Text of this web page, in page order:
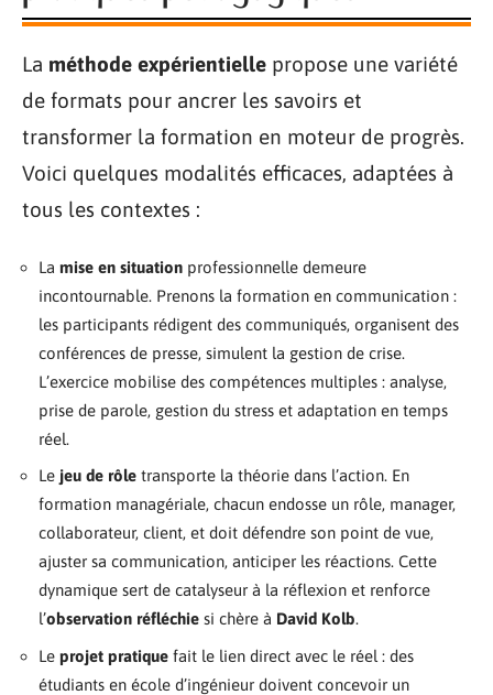
La méthode expérientielle propose une variété
de formats pour ancrer les savoirs et
transformer la formation en moteur de progrès.
Voici quelques modalités efficaces, adaptées à
tous les contextes :
La mise en situation professionnelle demeure
incontournable. Prenons la formation en communication :
les participants rédigent des communiqués, organisent des
conférences de presse, simulent la gestion de crise.
L’exercice mobilise des compétences multiples : analyse,
prise de parole, gestion du stress et adaptation en temps
réel.
Le jeu de rôle transporte la théorie dans l’action. En
formation managériale, chacun endosse un rôle, manager,
collaborateur, client, et doit défendre son point de vue,
ajuster sa communication, anticiper les réactions. Cette
dynamique sert de catalyseur à la réflexion et renforce
l’observation réfléchie si chère à David Kolb.
Le projet pratique fait le lien direct avec le réel : des
étudiants en école d’ingénieur doivent concevoir un